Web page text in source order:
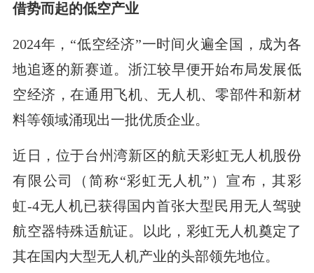
借势而起的低空产业
2024年，“低空经济”一时间火遍全国，成为各
地追逐的新赛道。浙江较早便开始布局发展低
空经济，在通用飞机、无人机、零部件和新材
料等领域涌现出一批优质企业。
近日，位于台州湾新区的航天彩虹无人机股份
有限公司（简称“彩虹无人机”）宣布，其彩
虹-4无人机已获得国内首张大型民用无人驾驶
航空器特殊适航证。以此，彩虹无人机奠定了
其在国内大型无人机产业的头部领先地位。